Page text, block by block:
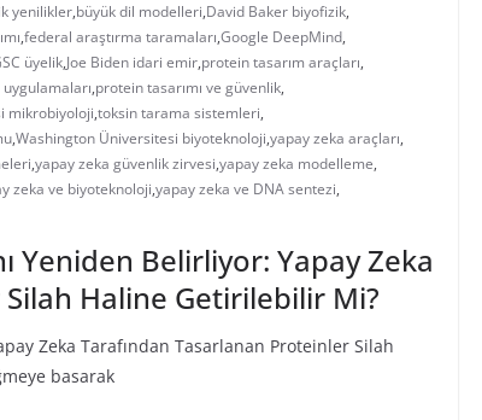
yenilikler,büyük dil modelleri,David Baker biyofizik,
,federal araştırma taramaları,Google DeepMind,
üyelik,Joe Biden idari emir,protein tasarım araçları,
,protein tasarımı ve güvenlik,
mikrobiyoloji,toksin tarama sistemleri,
,Washington Üniversitesi biyoteknoloji,yapay zeka araçları,
,yapay zeka güvenlik zirvesi,yapay zeka modelleme,
zeka ve biyoteknoloji,yapay zeka ve DNA sentezi,
Yeniden Belirliyor: Yapay Zeka
Haline Getirilebilir Mi?
Zeka Tarafından Tasarlanan Proteinler Silah
basarak